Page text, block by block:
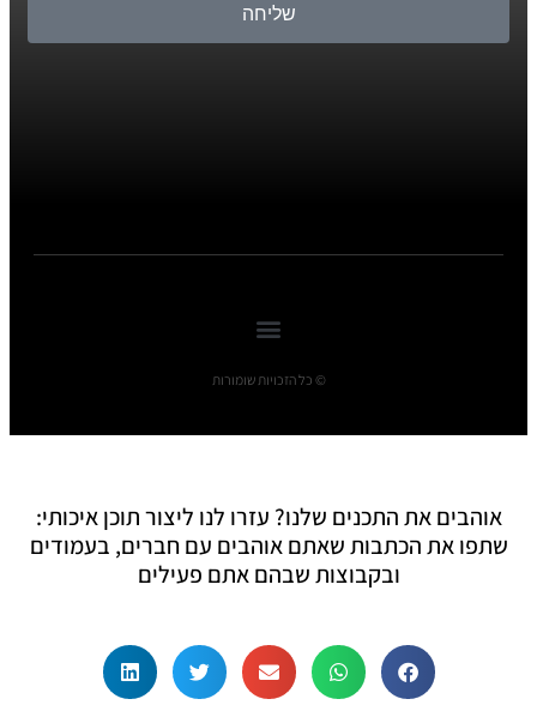
שליחה
© כל הזכויות שומורות
אוהבים את התכנים שלנו? עזרו לנו ליצור תוכן איכותי:
שתפו את הכתבות שאתם אוהבים עם חברים, בעמודים
ובקבוצות שבהם אתם פעילים